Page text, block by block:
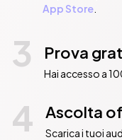
App Store.
3 Prova
Hai accesso a
4 Ascolta
Scarica i tuoi